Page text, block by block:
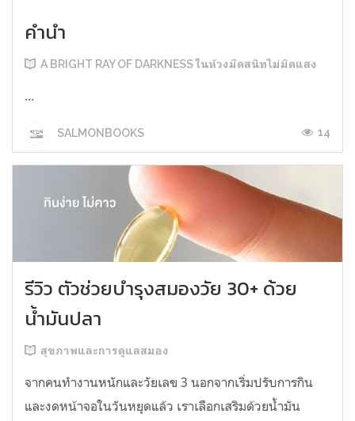
คำนำ
A BRIGHT RAY OF DARKNESS ในห้วงมืดสนิทไม่มิดแสง
...
SALMONBOOKS 14
รีวิว ตัวช่วยบำรุงสมองวัย 30+ ด้วย
น้ำมันปลา
สุขภาพและการดูแลสมอง
จากคนทำงานหนักและวัยเลข 3 นอกจากเริ่มปรับการกิน
และงดหน้าจอในวันหยุดแล้ว เราเลือกเสริมด้วยน้ำมัน